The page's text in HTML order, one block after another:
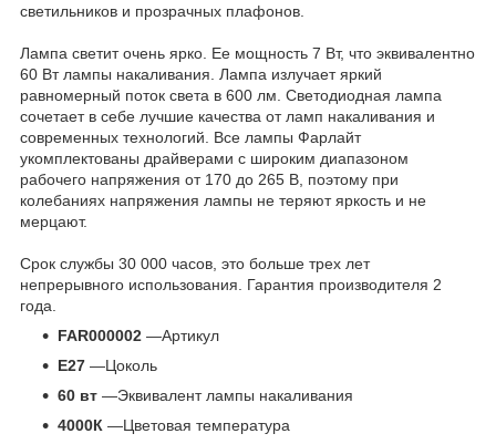
светильников и прозрачных плафонов.
Лампа светит очень ярко. Ее мощность 7 Вт, что эквивалентно
60 Вт лампы накаливания. Лампа излучает яркий
равномерный поток света в 600 лм. Светодиодная лампа
сочетает в себе лучшие качества от ламп накаливания и
современных технологий. Все лампы Фарлайт
укомплектованы драйверами с широким диапазоном
рабочего напряжения от 170 до 265 В, поэтому при
колебаниях напряжения лампы не теряют яркость и не
мерцают.
Срок службы 30 000 часов, это больше трех лет
непрерывного использования. Гарантия производителя 2
года.
FAR000002 —Артикул
E27 —Цоколь
60 вт —Эквивалент лампы накаливания
4000К —Цветовая температура